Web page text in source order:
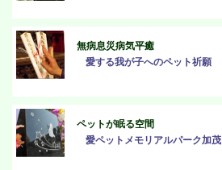
無病息災病気平癒
愛する我が子へのペット祈願
ペットが眠る空間
愛ペットメモリアルパーク加茂